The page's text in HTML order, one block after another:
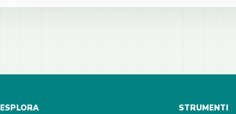
ESPLORA STRUMENTI